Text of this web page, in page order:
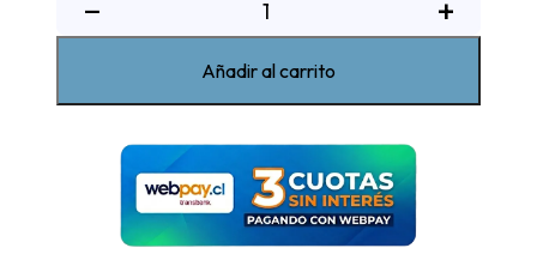
−
2025
cantidad
+
Añadir al carrito